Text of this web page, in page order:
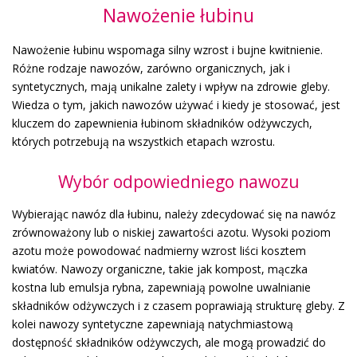
Nawożenie łubinu
Nawożenie łubinu wspomaga silny wzrost i bujne kwitnienie.
Różne rodzaje nawozów, zarówno organicznych, jak i
syntetycznych, mają unikalne zalety i wpływ na zdrowie gleby.
Wiedza o tym, jakich nawozów używać i kiedy je stosować, jest
kluczem do zapewnienia łubinom składników odżywczych,
których potrzebują na wszystkich etapach wzrostu.
Wybór odpowiedniego nawozu
Wybierając nawóz dla łubinu, należy zdecydować się na nawóz
zrównoważony lub o niskiej zawartości azotu. Wysoki poziom
azotu może powodować nadmierny wzrost liści kosztem
kwiatów. Nawozy organiczne, takie jak kompost, mączka
kostna lub emulsja rybna, zapewniają powolne uwalnianie
składników odżywczych i z czasem poprawiają strukturę gleby. Z
kolei nawozy syntetyczne zapewniają natychmiastową
dostępność składników odżywczych, ale mogą prowadzić do